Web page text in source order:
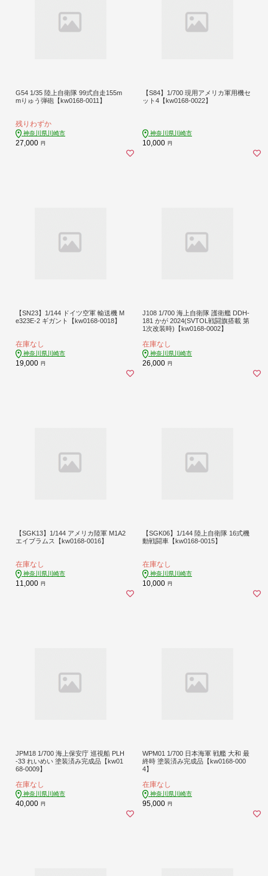
G54 1/35 陸上自衛隊 99式自走155m
mりゅう弾砲【kw0168-0011】
残りわずか
神奈川県川崎市
27,000 円
【S84】1/700 現用アメリカ軍用機セ
ット4【kw0168-0022】
神奈川県川崎市
10,000 円
【SN23】1/144 ドイツ空軍 輸送機 M
e323E-2 ギガント【kw0168-0018】
在庫なし
神奈川県川崎市
19,000 円
J108 1/700 海上自衛隊 護衛艦 DDH-
181 かが 2024(SVTOL戦闘旗搭載 第
1次改装時)【kw0168-0002】
在庫なし
神奈川県川崎市
26,000 円
【SGK13】1/144 アメリカ陸軍 M1A2
エイブラムス【kw0168-0016】
在庫なし
神奈川県川崎市
11,000 円
【SGK06】1/144 陸上自衛隊 16式機
動戦闘車【kw0168-0015】
在庫なし
神奈川県川崎市
10,000 円
JPM18 1/700 海上保安庁 巡視船 PLH
-33 れいめい 塗装済み完成品【kw01
68-0009】
在庫なし
神奈川県川崎市
40,000 円
WPM01 1/700 日本海軍 戦艦 大和 最
終時 塗装済み完成品【kw0168-000
4】
在庫なし
神奈川県川崎市
95,000 円